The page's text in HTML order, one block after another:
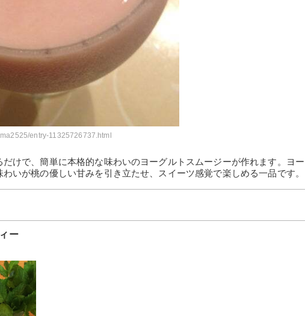
entry-11325726737.html
けで、簡単に本格的な味わいのヨーグルトスムージーが作れます。ヨー
いが桃の優しい甘みを引き立たせ、スイーツ感覚で楽しめる一品です。
ー